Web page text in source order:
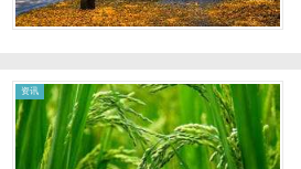
资讯